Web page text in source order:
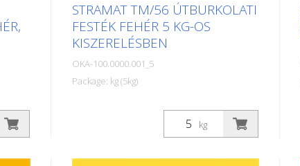
STRAMAT TM/56 ÚTBURKOLATI
FESTÉK FEHÉR 5 KG-OS
KISZERELÉSBEN
OKA-100.0000.001_5
Package: kg (5kg)
A STRAMAT útburkolati festékeket
elsősorban aszfalt- vagy
betonfelületeken használják, szegély-
és középvonalak, parkolóhelyek,
kg